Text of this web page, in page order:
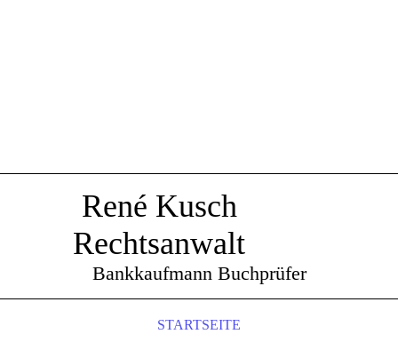
René Kusch
Rechtsanwalt
Bankkaufmann Buchprüfer
STARTSEITE